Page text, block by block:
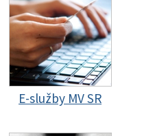
E-služby MV SR